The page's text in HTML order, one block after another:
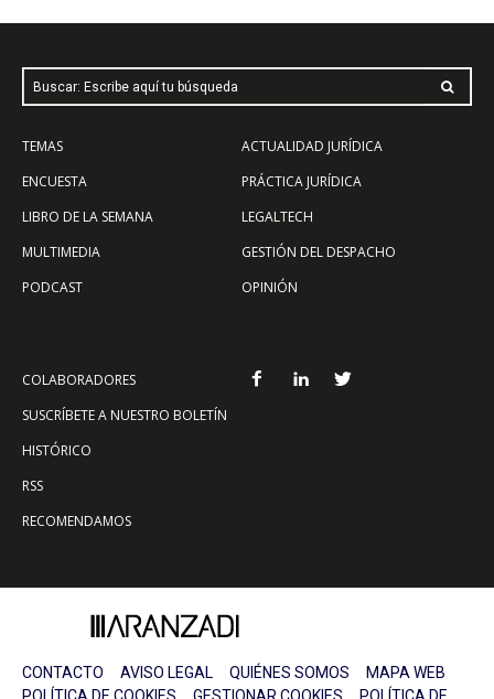
Buscar: Escribe aquí tu búsqueda
TEMAS
ENCUESTA
LIBRO DE LA SEMANA
MULTIMEDIA
PODCAST
ACTUALIDAD JURÍDICA
PRÁCTICA JURÍDICA
LEGALTECH
GESTIÓN DEL DESPACHO
OPINIÓN
COLABORADORES
SUSCRÍBETE A NUESTRO BOLETÍN
HISTÓRICO
RSS
RECOMENDAMOS
CONTACTO AVISO LEGAL QUIÉNES SOMOS
MAPA WEB